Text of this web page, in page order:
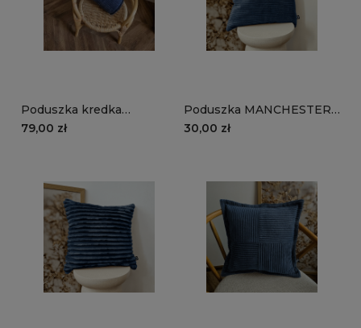
Poduszka kredka
MANCHESTER LN77 |
79,00 zł
Poduszka MANCHESTER
LN77 | granatowy
30,00 zł